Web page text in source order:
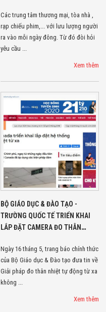
Dự Án Khối Nhà
Máy
Dự Án Kho
Xưởng -
Tin Tức
Tin Khuyến Mãi
Tin Tuyển Dụng
Liên Hệ
Các trung tâm thương mại, tòa nhà ,
rạp chiếu phim,... với lưu lượng người
ra vào mỗi ngày đông. Từ đó đòi hỏi
yêu cầu ...
Xem thêm
BỘ GIÁO DỤC & ĐÀO TẠO -
TRƯỜNG QUỐC TẾ TRIỂN KHAI
LẮP ĐẶT CAMERA ĐO THÂN
Ngày 16 tháng 5, trang báo chính thức
của Bộ Giáo dục & Đào tạo đưa tin về
Giải pháp đo thân nhiệt tự động từ xa
không ...
Xem thêm